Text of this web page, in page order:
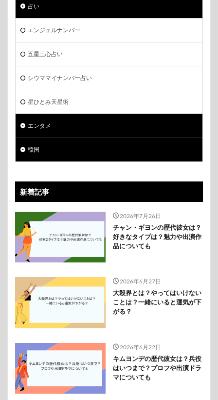
占い
エンジェルナンバー
五星三心占い
シウママイナンバー占い
星ひとみ天星術
エンタメ
韓国
新着記事
2026年7月26日
チャン・ギヨンの歴代彼女は？
好きなタイプは？魅力や出演作
品についても
2026年6月27日
大殺界とは？やってはいけない
ことは？一緒にいると運気が下
がる？
2026年6月22日
キムヨンデの歴代彼女は？兵役
はいつまで？プロフや出演ドラ
マについても